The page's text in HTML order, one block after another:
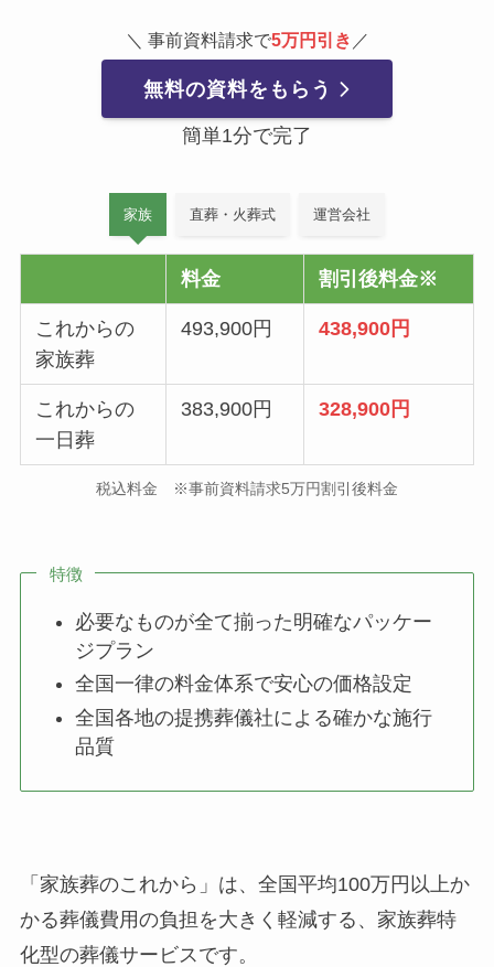
＼ 事前資料請求で5万円引き ／
無料の資料をもらう
簡単1分で完了
家族 直葬・火葬式 運営会社
料金 割引後料金※
これからの
家族葬
493,900円 438,900円
これからの
一日葬
383,900円 328,900円
税込料金 ※事前資料請求5万円割引後料金
特徴
必要なものが全て揃った明確なパッケー
ジプラン
全国一律の料金体系で安心の価格設定
全国各地の提携葬儀社による確かな施行
品質
「家族葬のこれから」は、全国平均100万円以上か
かる葬儀費用の負担を大きく軽減する、家族葬特
化型の葬儀サービスです。